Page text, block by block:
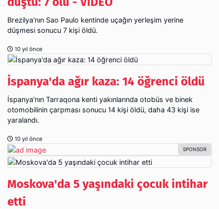
Brezilya'nın Sao Paulo kentinde uçağın yerleşim yerine
düşmesi sonucu 7 kişi öldü.
10 yıl önce
İspanya'da ağır kaza: 14 öğrenci öldü
İspanya'nın Tarraqona kenti yakınlarında otobüs ve binek
otomobilinin çarpması sonucu 14 kişi öldü, daha 43 kişi ise
yaralandı.
10 yıl önce
Moskova'da 5 yaşındaki çocuk intihar
etti